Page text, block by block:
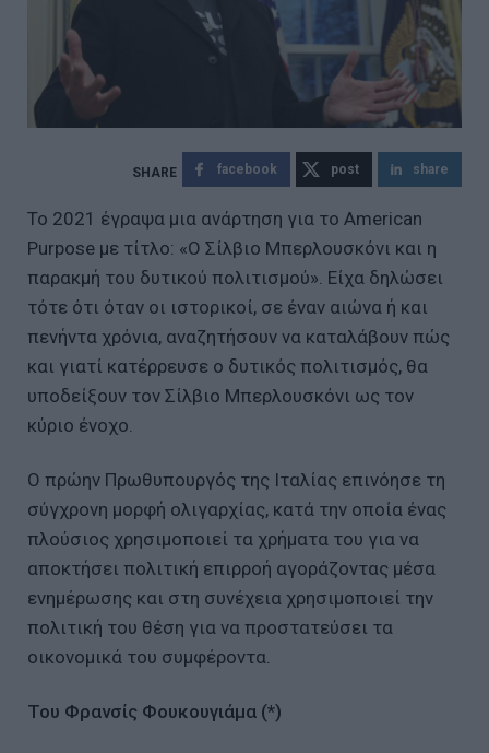
facebook post share
Το 2021 έγραψα μια ανάρτηση για το American
Purpose με τίτλο: «Ο Σίλβιο Μπερλουσκόνι και η
παρακμή του δυτικού πολιτισμού». Είχα δηλώσει
τότε ότι όταν οι ιστορικοί, σε έναν αιώνα ή και
πενήντα χρόνια, αναζητήσουν να καταλάβουν πώς
και γιατί κατέρρευσε ο δυτικός πολιτισμός, θα
υποδείξουν τον Σίλβιο Μπερλουσκόνι ως τον
κύριο ένοχο.
Ο πρώην Πρωθυπουργός της Ιταλίας επινόησε τη
σύγχρονη μορφή ολιγαρχίας, κατά την οποία ένας
πλούσιος χρησιμοποιεί τα χρήματα του για να
αποκτήσει πολιτική επιρροή αγοράζοντας μέσα
ενημέρωσης και στη συνέχεια χρησιμοποιεί την
πολιτική του θέση για να προστατεύσει τα
οικονομικά του συμφέροντα.
Του Φρανσίς Φουκουγιάμα (*)